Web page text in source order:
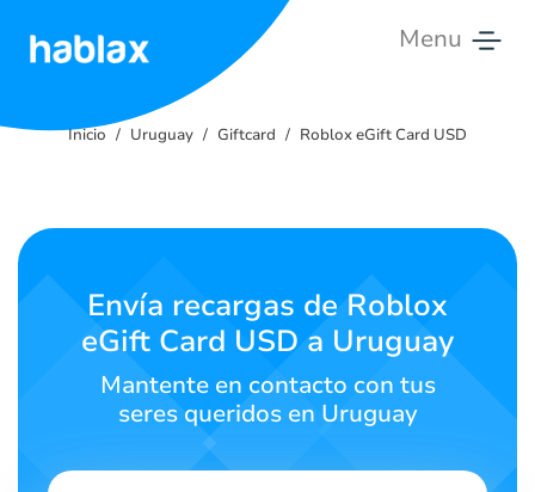
Menu
Tarifas
Contáctanos
Español
Inicio Uruguay Giftcard Roblox eGift Card USD
Envía recargas de Roblox
eGift Card USD a Uruguay
Mantente en contacto con tus
seres queridos en Uruguay